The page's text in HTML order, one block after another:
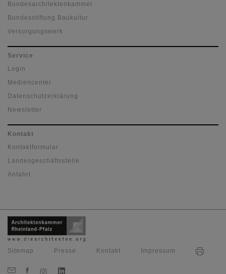
Bundesarchitektenkammer
Bundesstiftung Baukultur
Versorgungswerk
Service
Login
Mediencenter
Datenschutzerklärung
Newsletter
Kontakt
Kontaktformular
Landesgeschäftsstelle
Anfahrt
Sitemap Presse Kontakt Impressum